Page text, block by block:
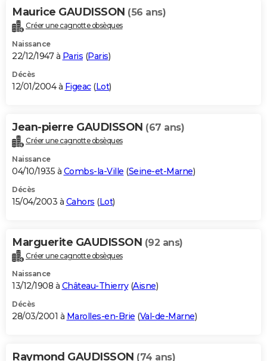
Maurice GAUDISSON (56 ans)
Créer une cagnotte obsèques
Naissance
22/12/1947 à Paris (Paris)
Décès
12/01/2004 à Figeac(Lot)
Jean-pierre GAUDISSON (67 ans)
Créer une cagnotte obsèques
Naissance
04/10/1935 à Combs-la-Ville (Seine-et-Marne)
Décès
15/04/2003 à Cahors (Lot)
Marguerite GAUDISSON (92 ans)
Créer une cagnotte obsèques
Naissance
13/12/1908 à Château-Thierry(Aisne)
Décès
28/03/2001 à Marolles-en-Brie (Val-de-Marne)
Raymond GAUDISSON (74 ans)